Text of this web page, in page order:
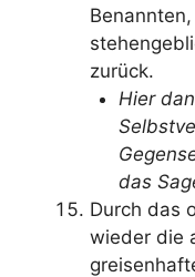
zurück.
Hier
das
Durch das
wieder die